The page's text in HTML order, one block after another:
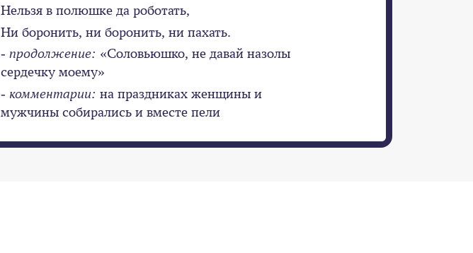
Нельзя в полюшке да роботать,
Ни боронить, ни боронить, ни пахать.
- продолжение: «Соловьюшко, не давай назолы
сердечку моему»
- комментарии: на праздниках женщины и
мужчины собирались и вместе пели